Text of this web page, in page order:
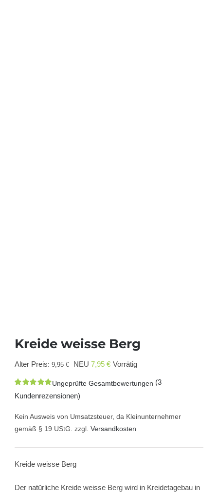
Kreide weisse Berg
Alter Preis: 9,95€
Ursprünglicher
NEU 7,95 €Aktueller
Vorrätig
Bewertet
mit5.00 von
auf
3
Ungeprüfte Gesamtbewertungen (3
Kundenrezensionen)
Kein Ausweis von Umsatzsteuer, da Kleinunternehmer
gemäß § 19 UStG. zzgl. Versandkosten
Kreide weisse Berg
Der natürliche Kreide weisse Berg wird in Kreidetagebau in